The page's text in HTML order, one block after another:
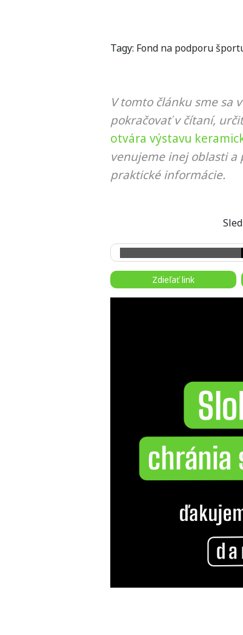
Tagy: Fond na podporu
V tomto článku sme sa
pokračovať v čítaní,
otvára výstavu
venujeme inej oblasti a
praktické informácie.
Zdieľať link